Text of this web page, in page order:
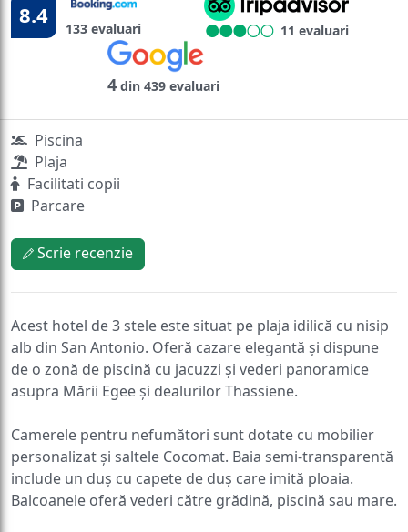
8.4 133 evaluari 11 evaluari
4 din 439 evaluari
Piscina
Plaja
Facilitati copii
Parcare
Scrie recenzie
Acest hotel de 3 stele este situat pe plaja idilică cu nisip
alb din San Antonio. Oferă cazare elegantă și dispune
de o zonă de piscină cu jacuzzi și vederi panoramice
asupra Mării Egee și dealurilor Thassiene.
Camerele pentru nefumători sunt dotate cu mobilier
personalizat și saltele Cocomat. Baia semi-transparentă
include un duș cu capete de duș care imită ploaia.
Balcoanele oferă vederi către grădină, piscină sau mare.